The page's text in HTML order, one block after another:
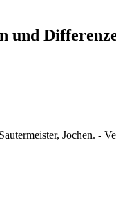
und
Jochen. -